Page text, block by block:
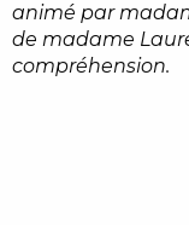
animé par
de madame
compréhension.